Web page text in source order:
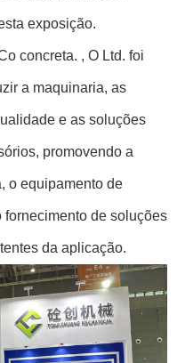
exposição.
concreta. , O Ltd. foi
a maquinaria, as
e as soluções
promovendo a
o equipamento de
de soluções
da aplicação.